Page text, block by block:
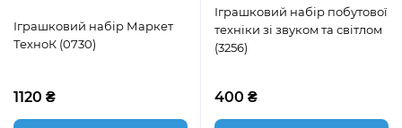
Іграшковий набір Маркет
ТехноК (0730)
1120 ₴
Іграшковий набір побутової
техніки зі звуком та світлом
(3256)
400 ₴